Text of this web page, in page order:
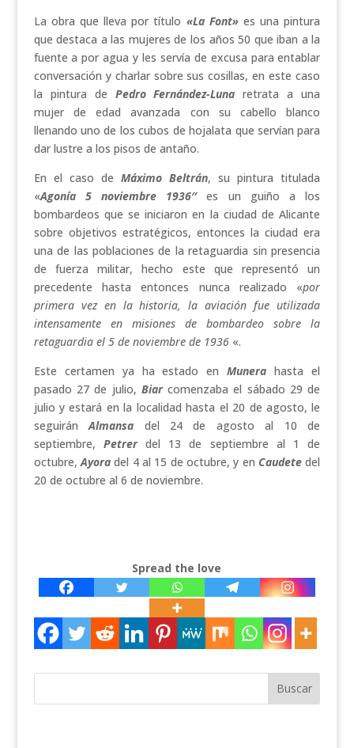
La obra que lleva por título «La Font»es una pintura
que destaca a las mujeres de los años 50 que iban a la
fuente a por agua y les servía de excusa para entablar
conversación y charlar sobre sus cosillas, en este caso
la pintura de Pedro Fernández-Luna retrata a una
mujer de edad avanzada con su cabello blanco
llenando uno de los cubos de hojalata que servían para
dar lustre a los pisos de antaño.
En el caso de Máximo Beltrán, su pintura titulada
«Agonía 5 noviembre 1936″es un guiño a los
bombardeos que se iniciaron en la ciudad de Alicante
sobre objetivos estratégicos, entonces la ciudad era
una de las poblaciones de la retaguardia sin presencia
de fuerza militar, hecho este que representó un
precedente hasta entonces nunca realizado «por
primera vez en la historia, la aviación fue utilizada
intensamente en misiones de bombardeo sobre la
retaguardia el 5 de noviembre de 1936«.
Este certamen ya ha estado enMunerahasta el
pasado 27 de julio, Biarcomenzaba el sábado 29 de
julio y estará en la localidad hasta el 20 de agosto, le
seguiránAlmansa del 24 de agosto al 10 de
septiembre, Petrerdel 13 de septiembre al 1 de
octubre,Ayoradel 4 al 15 de octubre, y en Caudete del
20 de octubre al 6 de noviembre.
Spread the love